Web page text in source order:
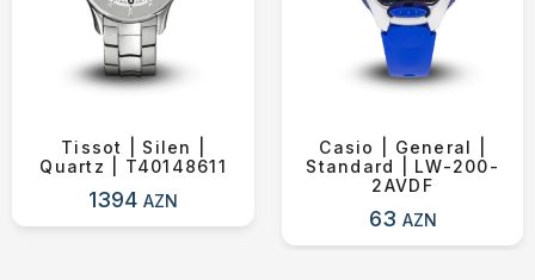
Tissot | Silen |
Quartz | T40148611
1394AZN
Casio | General |
Standard | LW-200-
2AVDF
63 AZN